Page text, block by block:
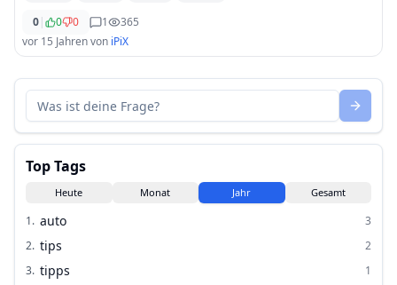
0| 0 0 1
365
vor 15 Jahrenvon iPiX
Top Tags
Heute Monat Jahr Gesamt
1. auto
3
2. tips
2
3. tipps
1